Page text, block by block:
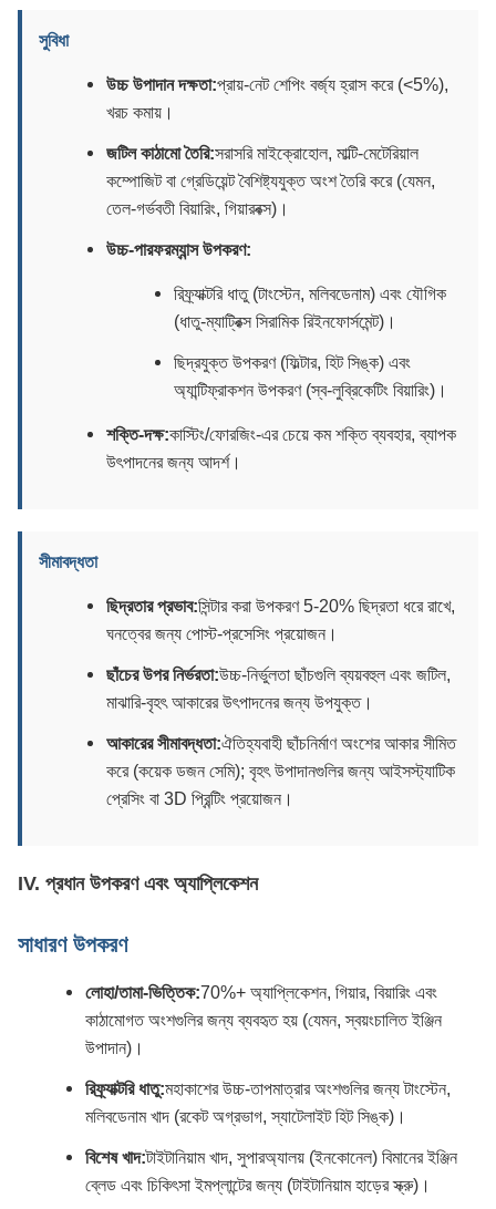
সুবিধা
উচ্চ উপাদান দক্ষতা:প্রায়-নেট শেপিং বর্জ্য হ্রাস করে (<5%),
খরচ কমায়।
জটিল কাঠামো তৈরি:সরাসরি মাইক্রোহোল, মাল্টি-মেটেরিয়াল
কম্পোজিট বা গ্রেডিয়েন্ট বৈশিষ্ট্যযুক্ত অংশ তৈরি করে (যেমন,
তেল-গর্ভবতী বিয়ারিং, গিয়ারবক্স)।
উচ্চ-পারফরম্যান্স উপকরণ:
রিফ্র্যাক্টরি ধাতু (টাংস্টেন, মলিবডেনাম) এবং যৌগিক
(ধাতু-ম্যাট্রিক্স সিরামিক রিইনফোর্সমেন্ট)।
ছিদ্রযুক্ত উপকরণ (ফিল্টার, হিট সিঙ্ক) এবং
অ্যান্টিফ্রাকশন উপকরণ (স্ব-লুব্রিকেটিং বিয়ারিং)।
শক্তি-দক্ষ:কাস্টিং/ফোরজিং-এর চেয়ে কম শক্তি ব্যবহার, ব্যাপক
উৎপাদনের জন্য আদর্শ।
সীমাবদ্ধতা
ছিদ্রতার প্রভাব:সিন্টার করা উপকরণ 5-20% ছিদ্রতা ধরে রাখে,
ঘনত্বের জন্য পোস্ট-প্রসেসিং প্রয়োজন।
ছাঁচের উপর নির্ভরতা:উচ্চ-নির্ভুলতা ছাঁচগুলি ব্যয়বহুল এবং জটিল,
মাঝারি-বৃহৎ আকারের উৎপাদনের জন্য উপযুক্ত।
আকারের সীমাবদ্ধতা:ঐতিহ্যবাহী ছাঁচনির্মাণ অংশের আকার সীমিত
করে (কয়েক ডজন সেমি); বৃহৎ উপাদানগুলির জন্য আইসস্ট্যাটিক
প্রেসিং বা 3D প্রিন্টিং প্রয়োজন।
IV. প্রধান উপকরণ এবং অ্যাপ্লিকেশন
সাধারণ উপকরণ
লোহা/তামা-ভিত্তিক:70%+ অ্যাপ্লিকেশন, গিয়ার, বিয়ারিং এবং
কাঠামোগত অংশগুলির জন্য ব্যবহৃত হয় (যেমন, স্বয়ংচালিত ইঞ্জিন
উপাদান)।
রিফ্র্যাক্টরি ধাতু:মহাকাশের উচ্চ-তাপমাত্রার অংশগুলির জন্য টাংস্টেন,
মলিবডেনাম খাদ (রকেট অগ্রভাগ, স্যাটেলাইট হিট সিঙ্ক)।
বিশেষ খাদ:টাইটানিয়াম খাদ, সুপারঅ্যালয় (ইনকোনেল) বিমানের ইঞ্জিন
ব্লেড এবং চিকিৎসা ইমপ্লান্টের জন্য (টাইটানিয়াম হাড়ের স্ক্রু)।